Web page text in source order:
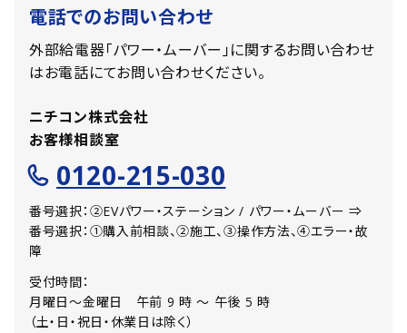
電話でのお問い合わせ
外部給電器「パワー・ムーバー」に関するお問い合わせ
はお電話にてお問い合わせください。
ニチコン株式会社
お客様相談室
0120-215-030
番号選択：②EVパワー・ステーション / パワー・ムーバー ⇒
番号選択：①購入前相談、②施工、③操作方法、④エラー・故
障
受付時間：
月曜日〜金曜日 午前 9 時 〜 午後 5 時
（土・日・祝日・休業日は除く）